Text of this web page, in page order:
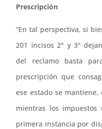
Prescripción
“En tal perspectiva, si
201 incisos 2° y 3°
del reclamo basta
prescripción que
ese estado se
mientras los
primera instancia por